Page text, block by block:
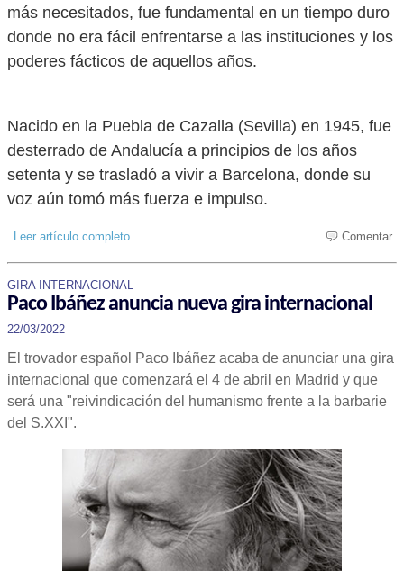
más necesitados, fue fundamental en un tiempo duro
donde no era fácil enfrentarse a las instituciones y los
poderes fácticos de aquellos años.
Nacido en la Puebla de Cazalla (Sevilla) en 1945, fue
desterrado de Andalucía a principios de los años
setenta y se trasladó a vivir a Barcelona, donde su
voz aún tomó más fuerza e impulso.
Leer artículo completo Comentar
GIRA INTERNACIONAL
Paco Ibáñez anuncia nueva gira internacional
22/03/2022
El trovador español Paco Ibáñez acaba de anunciar una gira
internacional que comenzará el 4 de abril en Madrid y que
será una "reivindicación del humanismo frente a la barbarie
del S.XXI".